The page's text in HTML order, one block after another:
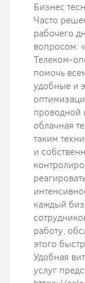
Бизнес
Часто
рабочего
вопросом:
Телеком-
помочь
удобные и
проводной
облачная
таким
и
каждый
работу,
этого
Удобная
услуг